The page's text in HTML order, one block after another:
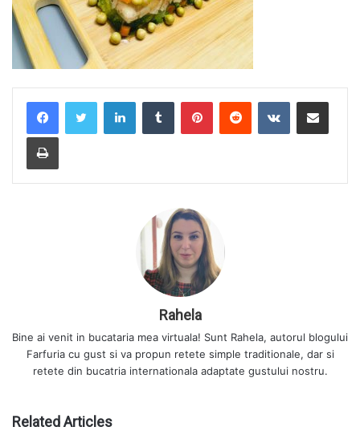
Rahela
Bine ai venit in bucataria mea virtuala! Sunt Rahela, autorul blogului
Farfuria cu gust si va propun retete simple traditionale, dar si
retete din bucatria internationala adaptate gustului nostru.
Related Articles